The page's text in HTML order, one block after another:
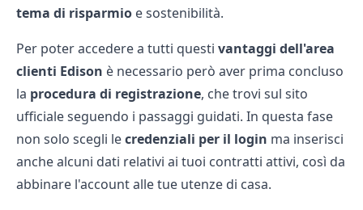
tema di risparmio e sostenibilità.
Per poter accedere a tutti questi vantaggi dell'area
clienti Edison è necessario però aver prima concluso
la procedura di registrazione, che trovi sul sito
ufficiale seguendo i passaggi guidati. In questa fase
non solo scegli lecredenziali per il login ma inserisci
anche alcuni dati relativi ai tuoi contratti attivi, così da
abbinare l'account alle tue utenze di casa.